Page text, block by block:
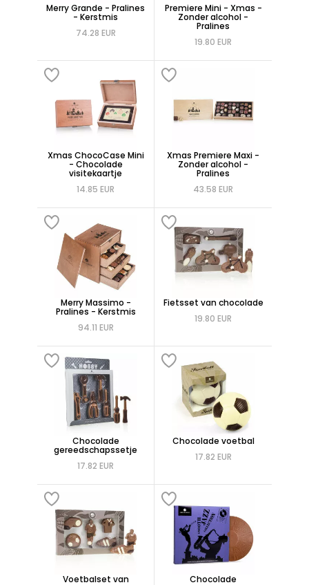
Merry Grande - Pralines
- Kerstmis
74.28 EUR
Premiere Mini - Xmas -
Zonder alcohol -
Pralines
19.80 EUR
Xmas ChocoCase Mini
- Chocolade
visitekaartje
14.85 EUR
Xmas Premiere Maxi -
Zonder alcohol -
Pralines
43.58 EUR
Merry Massimo -
Pralines - Kerstmis
94.11 EUR
Fietsset van chocolade
19.80 EUR
Chocolade
gereedschapssetje
17.82 EUR
Chocolade voetbal
17.82 EUR
Voetbalset van Chocolade